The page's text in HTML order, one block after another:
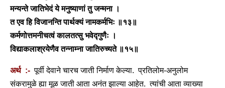
मन्यन्ते जातिभेदं ये मनुष्याणां तु जन्मना ।
त एव हि विजानन्ति पार्थक्यं नामकर्मभिः ॥१३॥
कर्मणोत्तमनीचत्वं कालतत्सु भवेद्गुणैः ।
विद्याकलाश्रयेणैव तन्नाम्ना जातिरुच्यते ॥१५॥
अर्थ :- पूर्वी देवाने चारच जाती निर्माण केल्या. प्रतिलोम-अनुलोम
संकरामुळे ह्या मूळ जाती आता अनंत झाल्या आहेत. त्यांची आता व्याख्या